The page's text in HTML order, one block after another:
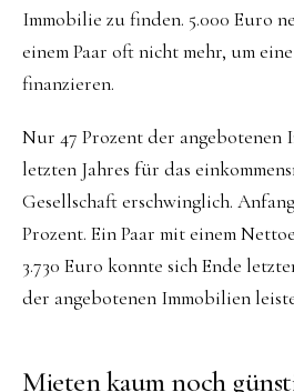
Immobilie zu finden. 5.000 Euro
einem Paar oft nicht mehr, um
finanzieren.
Nur 47 Prozent der angebotenen
letzten Jahres für das
Gesellschaft erschwinglich.
Prozent. Ein Paar mit einem
3.730 Euro konnte sich Ende
der angebotenen Immobilien
Mieten kaum noch